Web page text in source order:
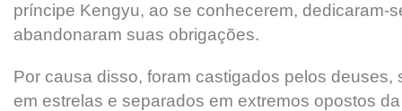
príncipe Kengyu, ao se conhecerem, dedicaram-
abandonaram suas obrigações.
Por causa disso, foram castigados pelos deuses,
em estrelas e separados em extremos opostos